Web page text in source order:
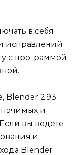
в себя
исправлений
с программой
Blender 2.93
и
вы ведете
и
Blender